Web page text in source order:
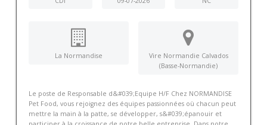
La Normandise
Vire Normandie Calvados
(Basse-Normandie)
Le poste de Responsable d&#039;Equipe H/F Chez NORMANDISE
Pet Food, vous rejoignez des équipes passionnées où chacun peut
mettre la main à la patte, se développer, s&#039;épanouir et